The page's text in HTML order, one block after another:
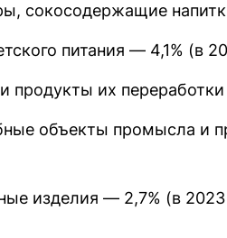
сокосодержащие
питания — 4,1% (в
продукты их
объекты промысла и
изделия — 2,7% (в